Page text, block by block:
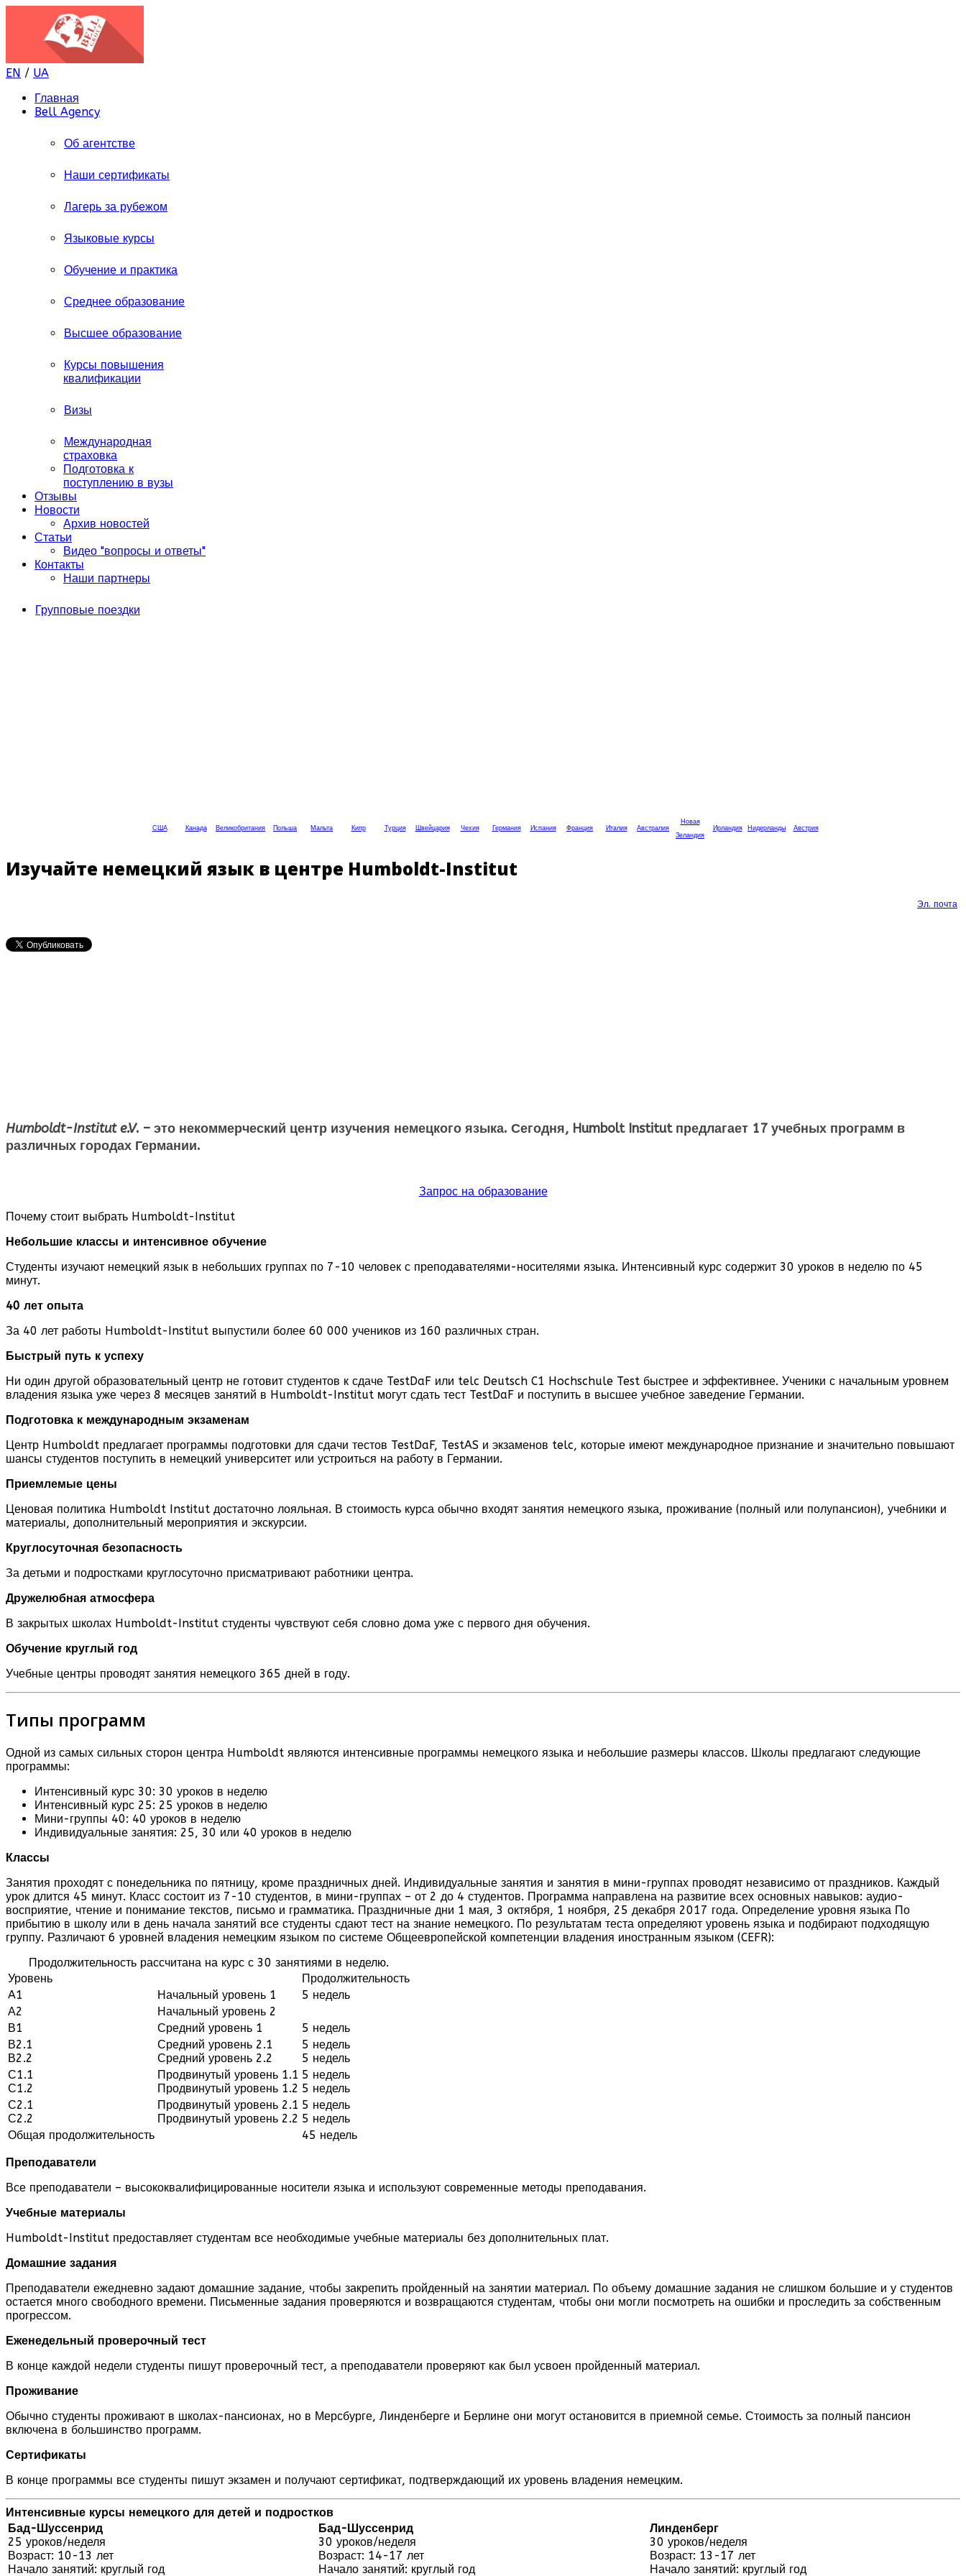
EN / UA
Главная
Bell Agency
Об агентстве
Наши сертификаты
Лагерь за рубежом
Языковые курсы
Обучение и практика
Среднее образование
Высшее образование
Курсы повышения
квалификации
Визы
Международная
страховка
Подготовка к
поступлению в вузы
Отзывы
Новости
Архив новостей
Статьи
Видео "вопросы и ответы"
Контакты
Наши партнеры
Групповые поездки
США Канада Великобритания Польша Мальта Кипр Турция Швейцария Чехия Германия Испания Франция Италия Австралия
Новая
Зеландия
Ирландия Нидерланды Австрия
Изучайте немецкий язык в центре Humboldt-Institut
Эл. почта
Humboldt-Institut e.V. – это некоммерческий центр изучения немецкого языка. Сегодня, Humbolt Institut предлагает 17 учебных программ в
различных городах Германии.
Запрос на образование
Почему стоит выбрать Humboldt-Institut
Небольшие классы и интенсивное обучение
Студенты изучают немецкий язык в небольших группах по 7-10 человек с преподавателями-носителями языка. Интенсивный курс содержит 30 уроков в неделю по 45
минут.
40 лет опыта
За 40 лет работы Humboldt-Institut выпустили более 60 000 учеников из 160 различных стран.
Быстрый путь к успеху
Ни один другой образовательный центр не готовит студентов к сдаче TestDaF или telc Deutsch C1 Hochschule Test быстрее и эффективнее. Ученики с начальным уровнем
владения языка уже через 8 месяцев занятий в Humboldt-Institut могут сдать тест TestDaF и поступить в высшее учебное заведение Германии.
Подготовка к международным экзаменам
Центр Humboldt предлагает программы подготовки для сдачи тестов TestDaF, TestAS и экзаменов telc, которые имеют международное признание и значительно повышают
шансы студентов поступить в немецкий университет или устроиться на работу в Германии.
Приемлемые цены
Ценовая политика Humboldt Institut достаточно лояльная. В стоимость курса обычно входят занятия немецкого языка, проживание (полный или полупансион), учебники и
материалы, дополнительный мероприятия и экскурсии.
Круглосуточная безопасность
За детьми и подростками круглосуточно присматривают работники центра.
Дружелюбная атмосфера
В закрытых школах Humboldt-Institut студенты чувствуют себя словно дома уже с первого дня обучения.
Обучение круглый год
Учебные центры проводят занятия немецкого 365 дней в году.
Типы программ
Одной из самых сильных сторон центра Humboldt являются интенсивные программы немецкого языка и небольшие размеры классов. Школы предлагают следующие
программы:
Интенсивный курс 30: 30 уроков в неделю
Интенсивный курс 25: 25 уроков в неделю
Мини-группы 40: 40 уроков в неделю
Индивидуальные занятия: 25, 30 или 40 уроков в неделю
Классы
Занятия проходят с понедельника по пятницу, кроме праздничных дней. Индивидуальные занятия и занятия в мини-группах проводят независимо от праздников. Каждый
урок длится 45 минут. Класс состоит из 7-10 студентов, в мини-группах – от 2 до 4 студентов. Программа направлена на развитие всех основных навыков: аудио-
восприятие, чтение и понимание текстов, письмо и грамматика. Праздничные дни 1 мая, 3 октября, 1 ноября, 25 декабря 2017 года. Определение уровня языка По
прибытию в школу или в день начала занятий все студенты сдают тест на знание немецкого. По результатам теста определяют уровень языка и подбирают подходящую
группу. Различают 6 уровней владения немецким языком по системе Общеевропейской компетенции владения иностранным языком (CEFR):
Уровень
Продолжительность
A1
Начальный уровень 1
5 недель
А2
Начальный уровень 2
В1
Средний уровень 1
5 недель
В2.1
В2.2
Средний уровень 2.1
Средний уровень 2.2
5 недель
5 недель
С1.1
С1.2
Продвинутый уровень 1.1
Продвинутый уровень 1.2
5 недель
5 недель
С2.1
С2.2
Продвинутый уровень 2.1
Продвинутый уровень 2.2
5 недель
5 недель
Общая продолжительность
45 недель
Продолжительность рассчитана на курс с 30 занятиями в неделю.
Преподаватели
Все преподаватели – высококвалифицированные носители языка и используют современные методы преподавания.
Учебные материалы
Humboldt-Institut предоставляет студентам все необходимые учебные материалы без дополнительных плат.
Домашние задания
Преподаватели ежедневно задают домашние задание, чтобы закрепить пройденный на занятии материал. По объему домашние задания не слишком большие и у студентов
остается много свободного времени. Письменные задания проверяются и возвращаются студентам, чтобы они могли посмотреть на ошибки и проследить за собственным
прогрессом.
Еженедельный проверочный тест
В конце каждой недели студенты пишут проверочный тест, а преподаватели проверяют как был усвоен пройденный материал.
Проживание
Обычно студенты проживают в школах-пансионах, но в Мерсбурге, Линденберге и Берлине они могут остановится в приемной семье. Стоимость за полный пансион
включена в большинство программ.
Сертификаты
В конце программы все студенты пишут экзамен и получают сертификат, подтверждающий их уровень владения немецким.
Интенсивные курсы немецкого для детей и подростков
Бад-Шуссенрид
25 уроков/неделя
Возраст: 10-13 лет
Начало занятий: круглый год
Бад-Шуссенрид
30 уроков/неделя
Возраст: 14-17 лет
Начало занятий: круглый год
Линденберг
30 уроков/неделя
Возраст: 13-17 лет
Начало занятий: круглый год